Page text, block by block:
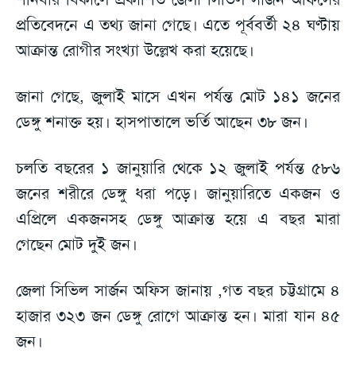
প্রতিবেদনে এ তথ্য জানা গেছে। এতে পূর্ববর্তী ২৪ ঘণ্টায়
আক্রান্ত রোগীর সংখ্যা উল্লেখ করা হয়েছে।
জানা গেছে, জুলাই মাসে এখন পর্যন্ত মোট ১৪১ জনের
ডেঙ্গু শনাক্ত হয়। হাসপাতালে ভর্তি আছেন ৩৮ জন।
চলতি বছরের ১ জানুয়ারি থেকে ১২ জুলাই পর্যন্ত ৫৮৬
জনের শরীরে ডেঙ্গু ধরা পড়ে। জানুয়ারিতে একজন ও
এপ্রিলে একজনসহ ডেঙ্গু আক্রান্ত হয়ে এ বছর মারা
গেছেন মোট দুই জন।
জেলা সিভিল সার্জন অফিস জানায় ,গত বছর চট্টগ্রামে ৪
হাজার ৩২৩ জন ডেঙ্গু রোগে আক্রান্ত হন। মারা যান ৪৫
জন।